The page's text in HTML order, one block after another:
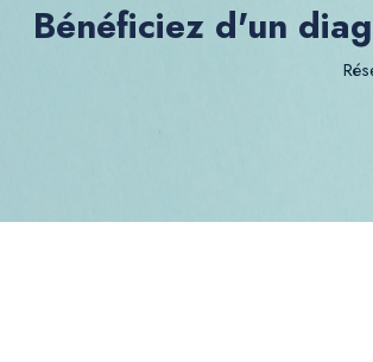
Bénéficiez d'un